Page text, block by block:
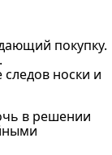
покупку.
следов носки и
в решении